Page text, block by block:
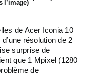
l’image)
de Acer Iconia 10
résolution de 2
surprise de
que 1 Mpixel (1280
de